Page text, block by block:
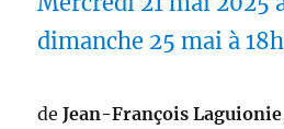
dimanche 25 mai à
deJean-François Laguionie